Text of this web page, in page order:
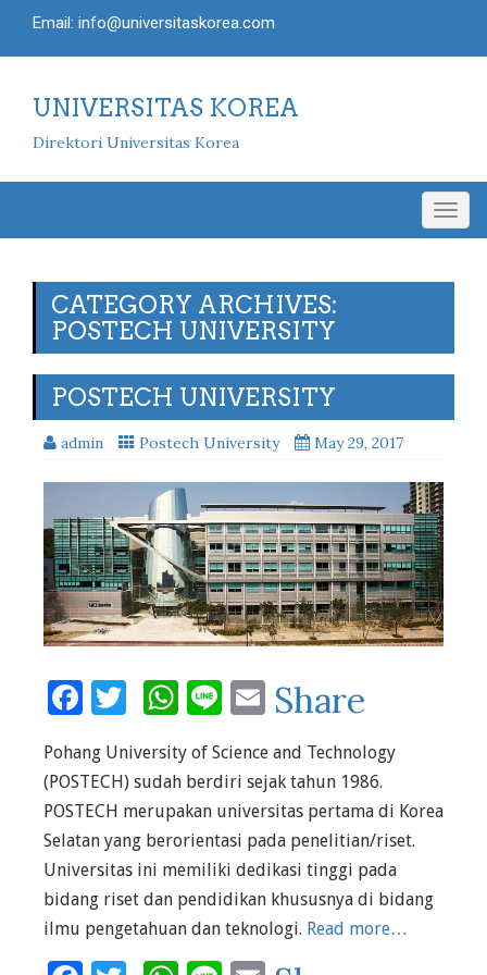
Email: info@universitaskorea.com
UNIVERSITAS KOREA
Direktori Universitas Korea
CATEGORY ARCHIVES:
POSTECH UNIVERSITY
POSTECH UNIVERSITY
admin Postech University May 29, 2017
Facebook
Twitter
WhatsApp
LineEmail
Share
Pohang University of Science and Technology
(POSTECH) sudah berdiri sejak tahun 1986.
POSTECH merupakan universitas pertama di Korea
Selatan yang berorientasi pada penelitian/riset.
Universitas ini memiliki dedikasi tinggi pada
bidang riset dan pendidikan khususnya di bidang
ilmu pengetahuan dan teknologi. Read more…